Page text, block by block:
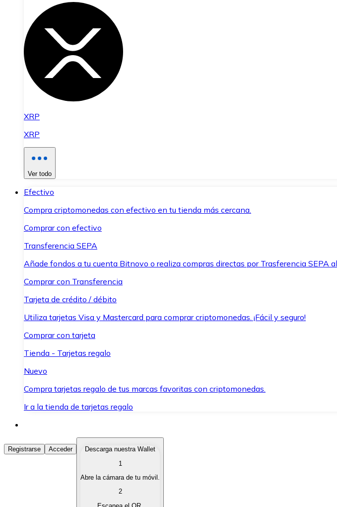
XRP
XRP
Ver todo
Efectivo
Compra criptomonedas con efectivo en tu tienda más cercana.
Comprar con efectivo
Transferencia SEPA
Añade fondos a tu cuenta Bitnovo o realiza compras directas por Trasferencia SEPA
Comprar con Transferencia
Tarjeta de crédito / débito
Utiliza tarjetas Visa y Mastercard para comprar criptomonedas. ¡Fácil y seguro!
Comprar con tarjeta
Tienda - Tarjetas regalo
Nuevo
Compra tarjetas regalo de tus marcas favoritas con criptomonedas.
Ir a la tienda de tarjetas regalo
Comprar Criptomonedas
Compra criptomonedas con diferentes métodos de pago.
Vende tus criptomonedas de forma rápida y segura.
Registrarse Acceder
Descarga nuestra Wallet
1
Abre la cámara de tu móvil.
2